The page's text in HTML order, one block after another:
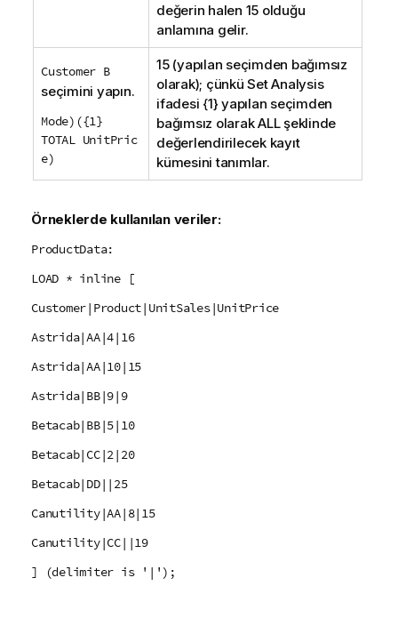
değerin halen 15 olduğu
anlamına gelir.
Customer B
seçimini yapın.
Mode)({1}
TOTAL UnitPric
e)
15 (yapılan seçimden bağımsız
olarak); çünküSet Analysis
ifadesi {1} yapılan seçimden
bağımsız olarakALLşeklinde
değerlendirilecek kayıt
kümesini tanımlar.
Örneklerde kullanılan veriler:
ProductData:
LOAD * inline [
Customer|Product|UnitSales|UnitPrice
Astrida|AA|4|16
Astrida|AA|10|15
Astrida|BB|9|9
Betacab|BB|5|10
Betacab|CC|2|20
Betacab|DD||25
Canutility|AA|8|15
Canutility|CC||19
] (delimiter is '|');